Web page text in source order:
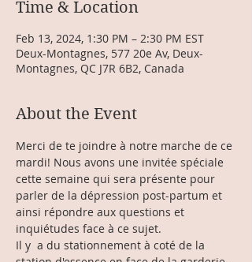
Time & Location
Feb 13, 2024, 1:30 PM – 2:30 PM EST
Deux-Montagnes, 577 20e Av, Deux-
Montagnes, QC J7R 6B2, Canada
About the Event
Merci de te joindre à notre marche de ce
mardi! Nous avons une invitée spéciale
cette semaine qui sera présente pour
parler de la dépression post-partum et
ainsi répondre aux questions et
inquiétudes face à ce sujet.
Il y  a du stationnement à coté de la